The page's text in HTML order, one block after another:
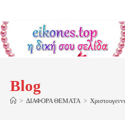
content
Blog
> ΔΙΑΦΟΡΑ ΘΕΜΑΤΑ >